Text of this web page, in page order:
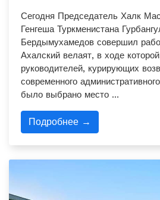
Сегодня Председатель Халк
Генгеша Туркменистана
Бердымухамедов совершил
Ахалский велаят, в ходе
руководителей, курирующих
современного
было выбрано место …
Подробнее →